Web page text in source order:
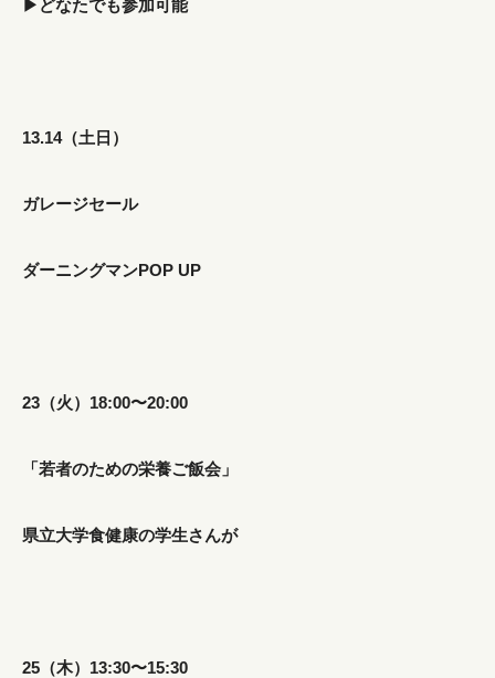
▶︎どなたでも参加可能
13.14（土日）
ガレージセール
ダーニングマンPOP UP
23（火）18:00〜20:00
「若者のための栄養ご飯会」
県立大学食健康の学生さんが
25（木）13:30〜15:30